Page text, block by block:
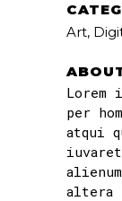
Art,
Lorem
per
atqui
altera